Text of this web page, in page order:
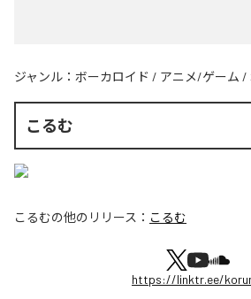
ジャンル： ボーカロイド / アニメ/ゲーム /
こるむ
こるむの他のリリース： こるむ
https://linktr.ee/